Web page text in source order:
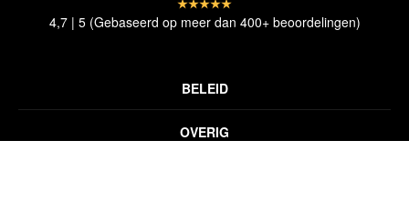
OVERIG
BELEID
4,7 | 5 (Gebaseerd op meer dan 400+ beoordelingen)